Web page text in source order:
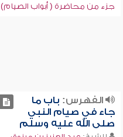
جزء من محاضرة ( أبواب الصيام)
الفهرس: باب ما
جاء في صيام النبي
صلى الله عليه وسلم